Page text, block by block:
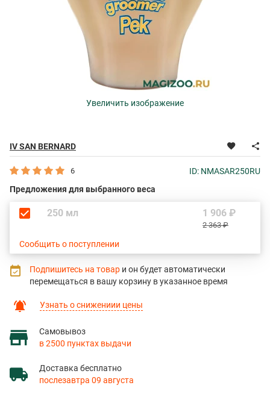
IV SAN BERNARD
Увеличить изображение
6
ID: NMASAR250RU
Предложения для выбранного веса
250 мл 1 906 ₽
2 363 ₽
Сообщить о поступлении
Узнать о снижениии цены
Самовывоз
в 2500 пунктах выдачи
Доставка бесплатно
послезавтра 09 августа
Подпишитесь на товар и он будет автоматически
перемещаться в вашу корзину в указанное время